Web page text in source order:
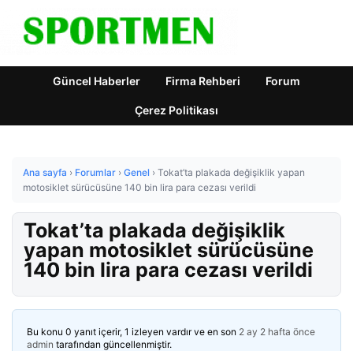
Güncel Haberler Firma Rehberi Forum
Çerez Politikası
Ana sayfa › Forumlar › Genel › Tokat’ta plakada değişiklik yapan
motosiklet sürücüsüne 140 bin lira para cezası verildi
Tokat’ta plakada değişiklik
yapan motosiklet sürücüsüne
140 bin lira para cezası verildi
Bu konu 0 yanıt içerir, 1 izleyen vardır ve en son 2 ay 2 hafta önce
admin tarafından güncellenmiştir.